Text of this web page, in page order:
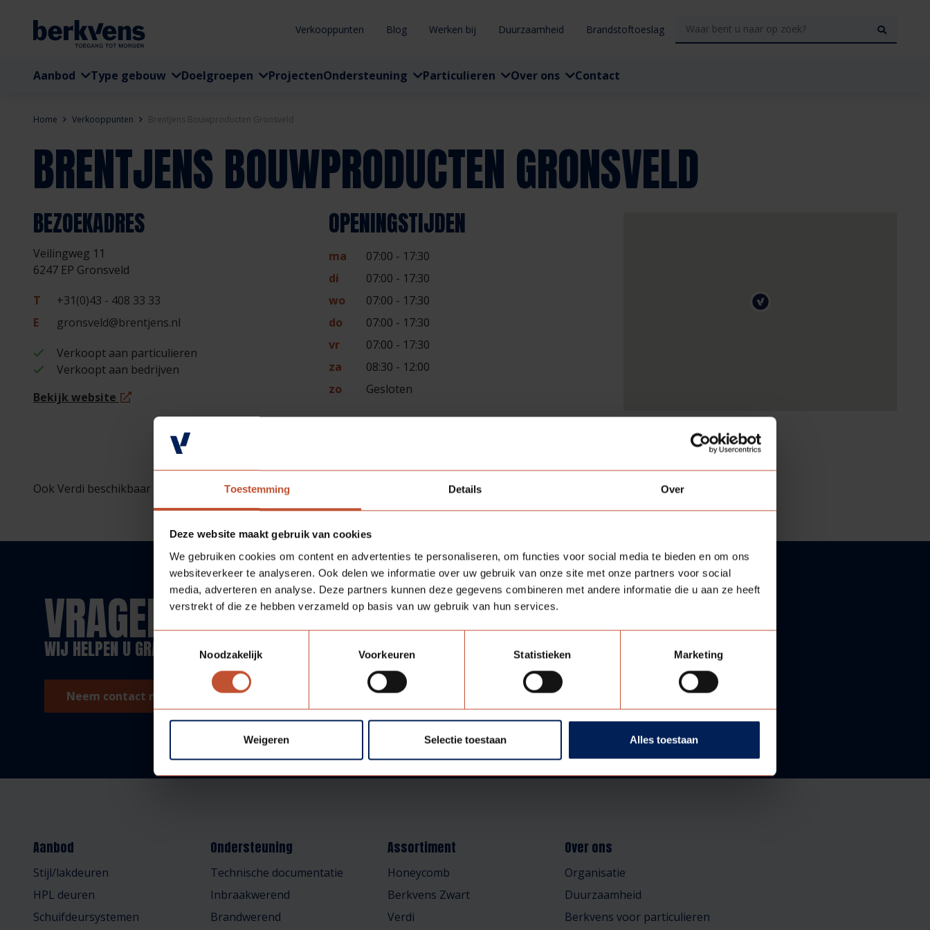
Toestemming Details Over
Deze website maakt gebruik van cookies
We gebruiken cookies om content en advertenties te personaliseren, om functies voor social media te bieden en om ons
websiteverkeer te analyseren. Ook delen we informatie over uw gebruik van onze site met onze partners voor social
media, adverteren en analyse. Deze partners kunnen deze gegevens combineren met andere informatie die u aan ze heeft
verstrekt of die ze hebben verzameld op basis van uw gebruik van hun services.
Toestemmingsselectie
Noodzakelijk
Voorkeuren Statistieken Marketing
Weigeren Selectie toestaan Alles toestaan
Verkooppunten Blog Werken bij Duurzaamheid Brandstoftoeslag
Aanbod Type gebouw Doelgroepen ProjectenOndersteuning Particulieren Over ons Contact
Home Verkooppunten Brentjens Bouwproducten Gronsveld
BRENTJENS BOUWPRODUCTEN GRONSVELD
BEZOEKADRES
Veilingweg 11
6247 EP Gronsveld
T
+31(0)43 - 408 33 33
E
gronsveld@brentjens.nl
Verkoopt aan particulieren
Verkoopt aan bedrijven
Bekijk website
OPENINGSTIJDEN
ma
07:00 - 17:30
di
07:00 - 17:30
wo
07:00 - 17:30
do
07:00 - 17:30
vr
07:00 - 17:30
za
08:30 - 12:00
zo
Gesloten
Ook Verdi beschikbaar bij deze vestiging (op bestelling).
VRAGEN?
WIJ HELPEN U GRAAG!
Neem contact met ons op!
Aanbod
Stijl/lakdeuren
HPL deuren
Schuifdeursystemen
Ondersteuning
Technische documentatie
Inbraakwerend
Brandwerend
Assortiment
Honeycomb
Berkvens Zwart
Verdi
Over ons
Organisatie
Duurzaamheid
Berkvens voor particulieren